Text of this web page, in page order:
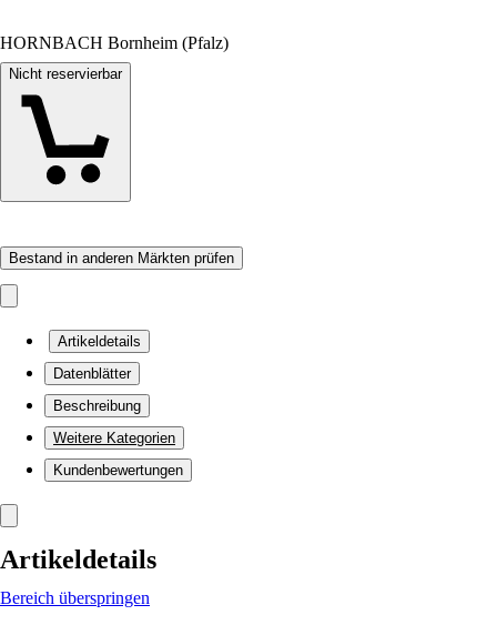
HORNBACH Bornheim (Pfalz)
Nicht reservierbar
Bestand in anderen Märkten prüfen
Artikeldetails
Datenblätter
Beschreibung
Weitere Kategorien
Kundenbewertungen
Artikeldetails
Bereich überspringen